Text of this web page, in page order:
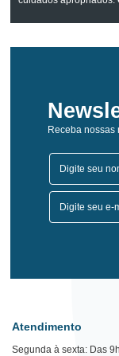
Receba nossas
Atendimento
Segunda à sexta: Das